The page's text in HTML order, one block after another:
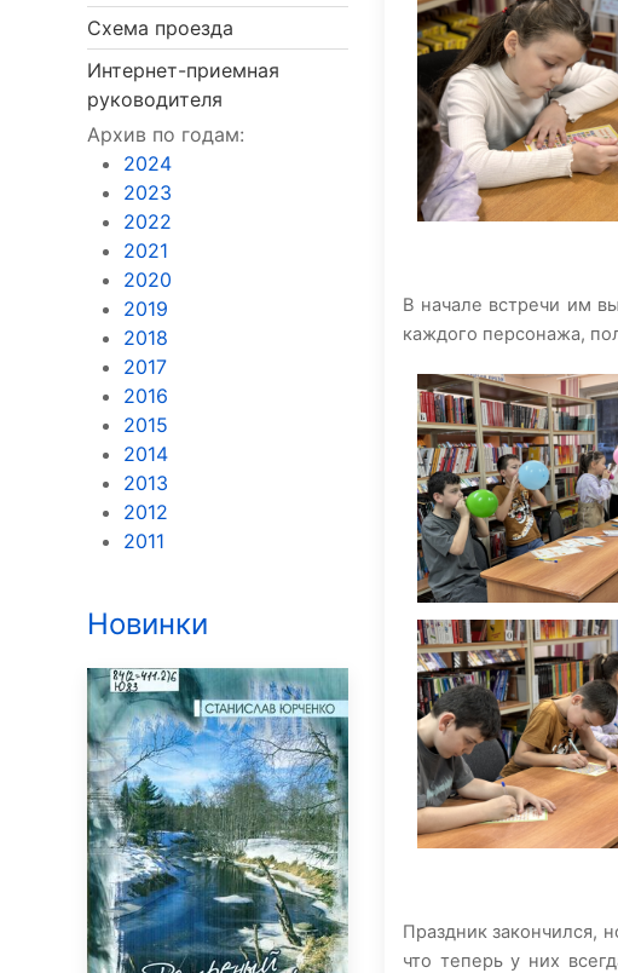
Схема проезда
Интернет-приемная
руководителя
Архив по годам:
2024
2023
2022
2021
2020
2019
2018
2017
2016
2015
2014
2013
2012
2011
Новинки
В начале встречи им
каждого персонажа,
Праздник закончился,
что теперь у них